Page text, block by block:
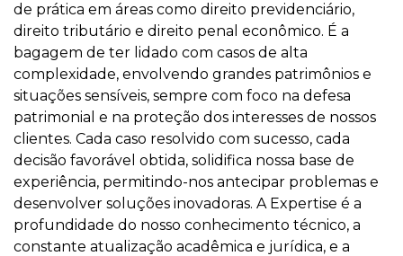
de prática em áreas como direito previdenciário,
direito tributário e direito penal econômico. É a
bagagem de ter lidado com casos de alta
complexidade, envolvendo grandes patrimônios e
situações sensíveis, sempre com foco na defesa
patrimonial e na proteção dos interesses de nossos
clientes. Cada caso resolvido com sucesso, cada
decisão favorável obtida, solidifica nossa base de
experiência, permitindo-nos antecipar problemas e
desenvolver soluções inovadoras. A Expertise é a
profundidade do nosso conhecimento técnico, a
constante atualização acadêmica e jurídica, e a